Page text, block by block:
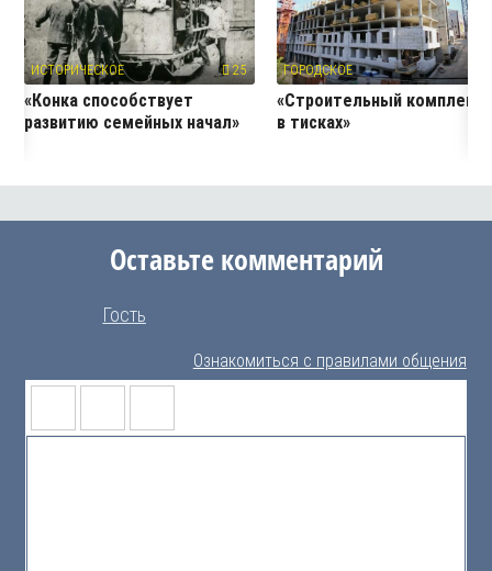
ИСТОРИЧЕСКОЕ 25
«Конка способствует
развитию семейных начал»
ГОРОДСКОЕ
«Строительный комплекс
в тисках»
Оставьте комментарий
Гость
Ознакомиться с правилами общения